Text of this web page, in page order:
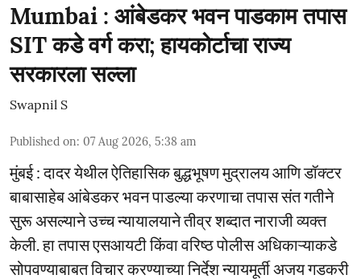
Mumbai : आंबेडकर भवन पाडकाम तपास
SIT कडे वर्ग करा; हायकोर्टाचा राज्य
सरकारला सल्ला
Swapnil S
Published on: 07 Aug 2026, 5:38 am
मुंबई : दादर येथील ऐतिहासिक बुद्धभूषण मुद्रालय आणि डॉक्टर
बाबासाहेब आंबेडकर भवन पाडल्या करणाचा तपास संत गतीने
सुरू असल्याने उच्च न्यायालयाने तीव्र शब्दात नाराजी व्यक्त
केली. हा तपास एसआयटी किंवा वरिष्ठ पोलीस अधिकाऱ्याकडे
सोपवण्याबाबत विचार करण्याच्या निर्देश न्यायमूर्ती अजय गडकरी